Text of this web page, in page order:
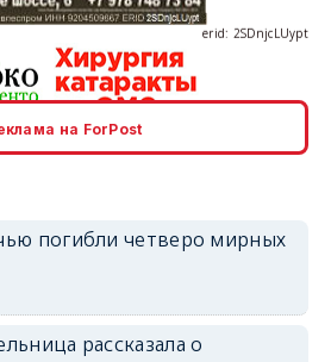
на ForPost
погибли четверо мирных
рассказала о